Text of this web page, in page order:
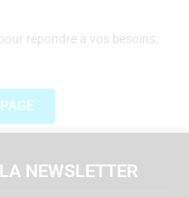
répondre à vos besoins.
NEWSLETTER